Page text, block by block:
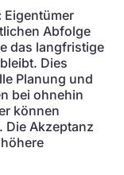
Eigentümer
Abfolge
das langfristige
Dies
Planung und
bei ohnehin
können
Die Akzeptanz